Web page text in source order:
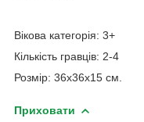
Вікова категорія: 3+
Кількість гравців: 2-4
Розмір: 36х36х15 см.
Приховати